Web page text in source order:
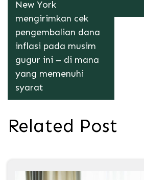
navigation
New York
mengirimkan cek
pengembalian dana
inflasi pada musim
gugur ini – di mana
yang memenuhi
syarat
Related Post